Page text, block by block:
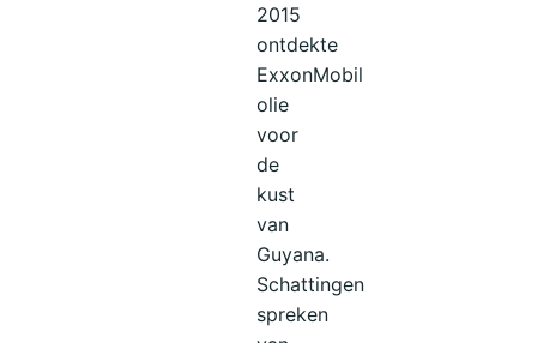
2015
ontdekte
ExxonMobil
olie
voor
de
kust
van
Guyana.
Schattingen
spreken